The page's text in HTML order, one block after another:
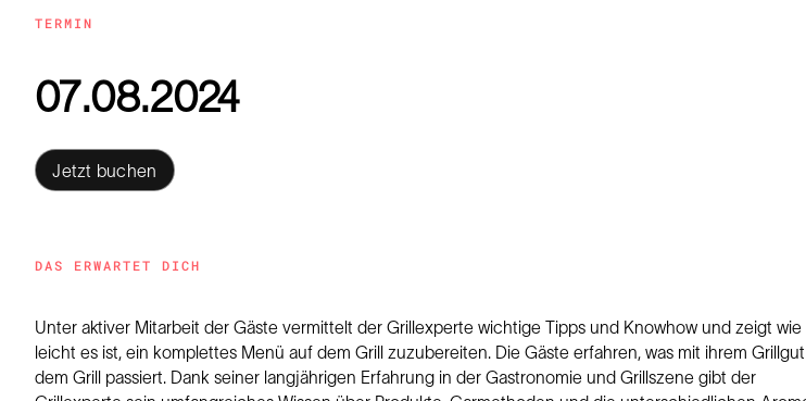
TERMIN
07.08.2024
Jetzt buchen
DAS ERWARTET DICH
Unter aktiver Mitarbeit der Gäste vermittelt der Grillexperte wichtige Tipps und Knowhow und zeigt wie
leicht es ist, ein komplettes Menü auf dem Grill zuzubereiten. Die Gäste erfahren, was mit ihrem
dem Grill passiert. Dank seiner langjährigen Erfahrung in der Gastronomie und Grillszene gibt der